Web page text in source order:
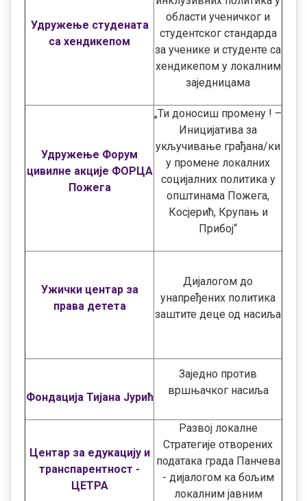
Удружење студената
са хендикепом
области ученичког и
студентског стандарда
за ученике и студенте са
хендикепом у локалним
заједницама
Удружење Форум
цивилне акције ФОРЦА
Пожега
„Ти доносиш промену ! –
Иницијатива за
укључивање грађана/ки
у промене локалних
социјалних политика у
општинама Пожега,
Косјерић, Крупањ и
Прибој“
Ужички центар за
права детета
Дијалогом до
унапређених политика
заштите деце од насиља
Фондација Тијана Јурић
Заједно против
вршњачког насиља
Центар за едукацију и
транспарентност -
ЦЕТРА
Развој локалне
Стратегије отворених
података града Панчева
- дијалогом ка бољим
локалним јавним